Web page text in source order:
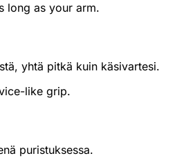
long as your arm.
yhtä pitkä kuin käsivartesi.
like grip.
puristuksessa.